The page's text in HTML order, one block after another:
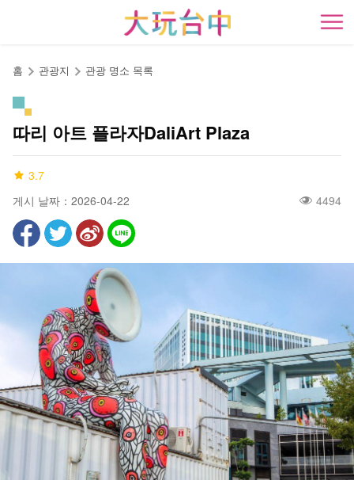
開
홈 관광지 관광 명소 목록
따리 아트 플라자DaliArt Plaza
3.7
게시 날짜：2026-04-22
4494